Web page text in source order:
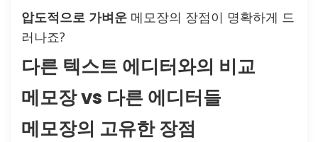
압도적으로 가벼운 메모장의 장점이 명확하게 드
러나죠?
다른 텍스트 에디터와의 비교
메모장 vs 다른 에디터들
메모장의 고유한 장점